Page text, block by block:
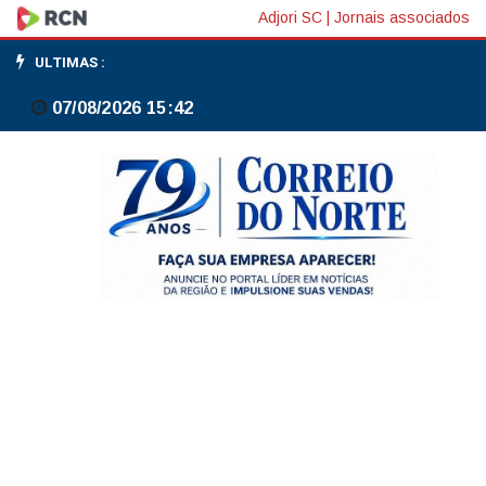
Prisão
de
Ramagem
cooperação
Adjori SC Jornais associados
ULTIMAS :
07/08/2026 15:42